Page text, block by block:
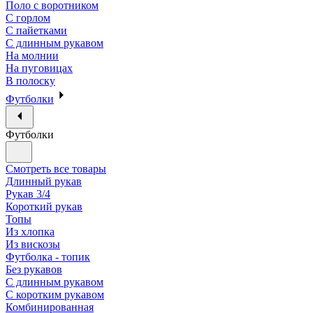
Поло с воротником
С горлом
С пайетками
С длинным рукавом
На молнии
На пуговицах
В полоску
Футболки
Футболки
Смотреть все товары
Длинный рукав
Рукав 3/4
Короткий рукав
Топы
Из хлопка
Из вискозы
Футболка - топик
Без рукавов
С длинным рукавом
С коротким рукавом
Комбинированная